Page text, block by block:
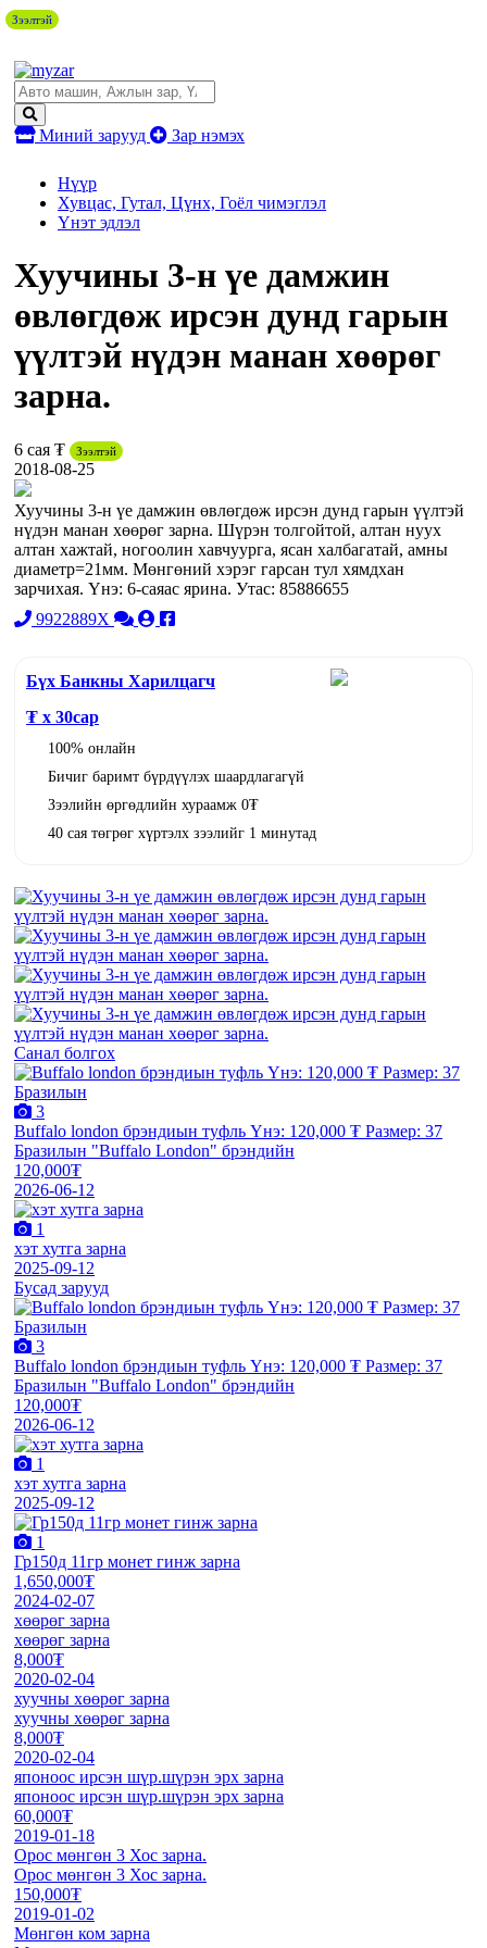
Миний зарууд Зар нэмэх
Нүүр
Хувцас, Гутал, Цүнх, Гоёл чимэглэл
Үнэт эдлэл
Хуучины 3-н үе дамжин
өвлөгдөж ирсэн дунд гарын
үүлтэй нүдэн манан хөөрөг
зарна.
6 сая ₮ Зээлтэй
2018-08-25
Хуучины 3-н үе дамжин өвлөгдөж ирсэн дунд гарын үүлтэй
нүдэн манан хөөрөг зарна. Шүрэн толгойтой, алтан нуух
алтан хажтай, ногоолин хавчуурга, ясан халбагатай, амны
диаметр=21мм. Мөнгөний хэрэг гарсан тул хямдхан
зарчихая. Үнэ: 6-саяас ярина. Утас: 85886655
9922889X
Бүх Банкны Харилцагч
₮ x 30сар
100% онлайн
Бичиг баримт бүрдүүлэх шаардлагагүй
Зээлийн өргөдлийн хураамж 0₮
40 сая төгрөг хүртэлх зээлийг 1 минутад
Санал болгох
3
Buffalo london брэндиын туфль Үнэ: 120,000 ₮ Размер: 37
Бразилын "Buffalo London" брэндийн
120,000₮
2026-06-12
1
хэт хутга зарна
2025-09-12
Бусад зарууд
3
Buffalo london брэндиын туфль Үнэ: 120,000 ₮ Размер: 37
Бразилын "Buffalo London" брэндийн
120,000₮
2026-06-12
1
хэт хутга зарна
2025-09-12
Зээлтэй
1
Гр150д 11гр монет гинж зарна
1,650,000₮
2024-02-07
хөөрөг зарна
хөөрөг зарна
8,000₮
2020-02-04
хуучны хөөрөг зарна
хуучны хөөрөг зарна
8,000₮
2020-02-04
японоос ирсэн шүр.шүрэн эрх зарна
японоос ирсэн шүр.шүрэн эрх зарна
60,000₮
2019-01-18
Орос мөнгөн 3 Хос зарна.
Орос мөнгөн 3 Хос зарна.
150,000₮
2019-01-02
Мөнгөн ком зарна